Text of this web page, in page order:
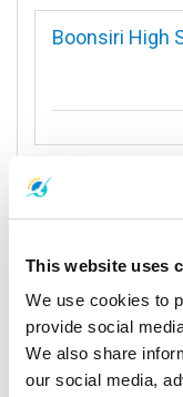
This website uses
We use cookies to
provide social
We also share
our social media,
Boonsiri High
ChaoKoh